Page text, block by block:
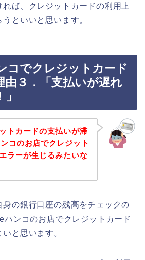
ば、クレジットカードの利用上
といいと思います。
コでクレジットカード
由３．「支払いが遅れ
トカードの支払いが滞
コのお店でクレジット
ラーが生じるみたいな
身の銀行口座の残高をチェックの
ハンコのお店でクレジットカード
と思います。